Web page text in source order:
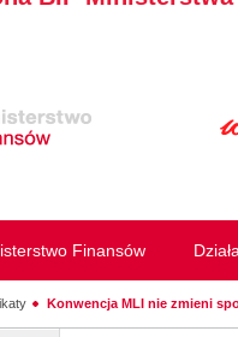
Finansów
Konwencja MLI nie zmieni